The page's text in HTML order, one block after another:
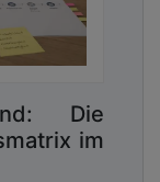
Die
im